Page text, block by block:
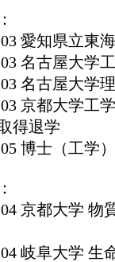
愛知県立東
名古屋大学
名古屋大学
京都大学
得退学
博士（工学
京都大学
岐阜大学